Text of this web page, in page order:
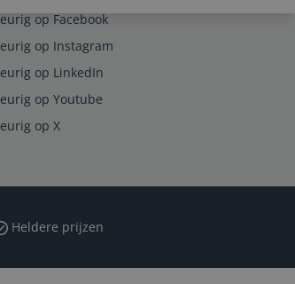
op Facebook
op Instagram
op LinkedIn
op Youtube
op X
Heldere prijzen